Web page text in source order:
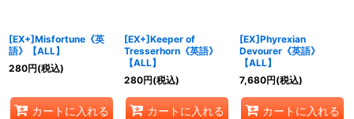
[EX+]Misfortune《英
語》【ALL】
280円(税込)
カートに入れる
[EX+]Keeper of
Tresserhorn《英語》
【ALL】
280円(税込)
カートに入れる
[EX]Phyrexian
Devourer《英語》
【ALL】
7,680円(税込)
カートに入れる